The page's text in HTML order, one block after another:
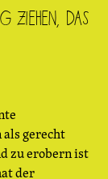
ziehen, das
gerecht
zu erobern ist
der